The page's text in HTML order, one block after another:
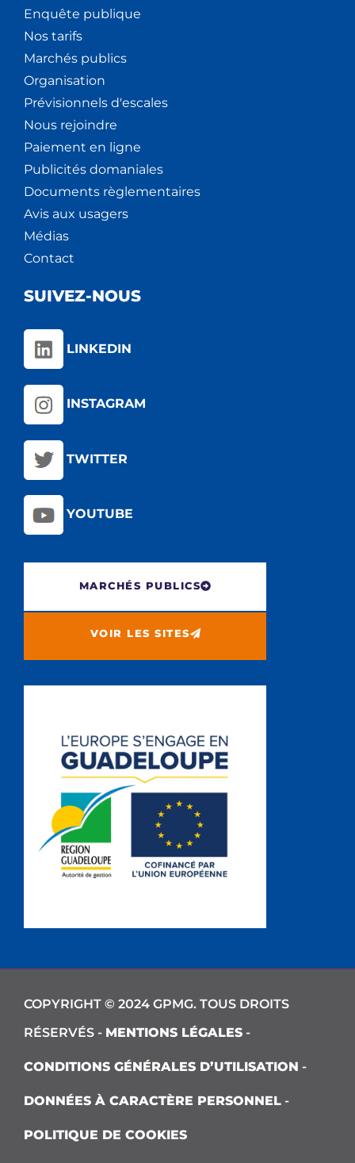
Enquête publique
Nos tarifs
Marchés publics
Organisation
Prévisionnels d'escales
Nous rejoindre
Paiement en ligne
Publicités domaniales
Documents règlementaires
Avis aux usagers
Médias
Contact
SUIVEZ-NOUS
LINKEDIN
INSTAGRAM
TWITTER
YOUTUBE
MARCHÉS PUBLICS
VOIR LES SITES
COPYRIGHT © 2024 GPMG. TOUS DROITS
RÉSERVÉS - MENTIONS LÉGALES -
CONDITIONS GÉNÉRALES D’UTILISATION -
DONNÉES À CARACTÈRE PERSONNEL -
POLITIQUE DE COOKIES